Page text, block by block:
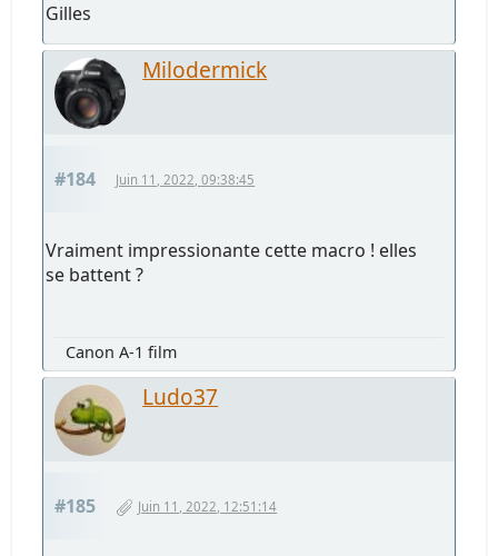
Gilles
Milodermick
#184 Juin 11, 2022, 09:38:45
Vraiment impressionante cette macro ! elles
se battent ?
Canon A-1 film
Ludo37
#185 Juin 11, 2022, 12:51:14